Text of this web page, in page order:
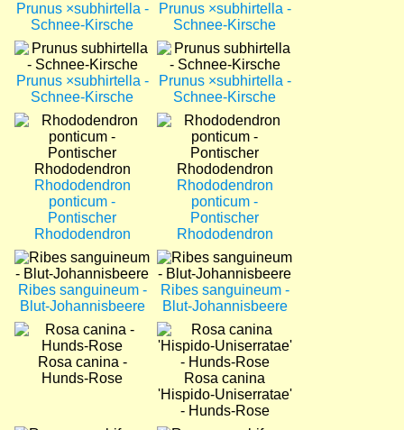
Prunus ×subhirtella -
Schnee-Kirsche
Prunus ×subhirtella -
Schnee-Kirsche
Bild
Prunus ×subhirtella -
Schnee-Kirsche
Bild
Prunus ×subhirtella -
Schnee-Kirsche
Bild
Rhododendron
ponticum -
Pontischer
Rhododendron
Bild
Rhododendron
ponticum -
Pontischer
Rhododendron
Bild
Ribes sanguineum -
Blut-Johannisbeere
Bild
Ribes sanguineum -
Blut-Johannisbeere
Bild
Rosa canina -
Hunds-Rose
Bild
Rosa canina
'Hispido-Uniserratae'
- Hunds-Rose